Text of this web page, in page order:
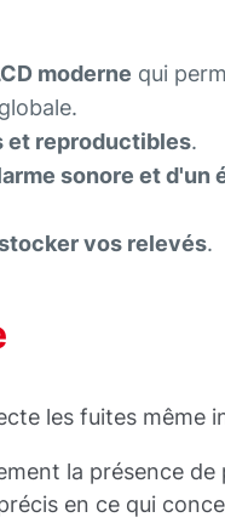
moderne qui
globale.
et reproductibles.
sonore et d'un
vos relevés.
les fuites même
la présence de
en ce qui